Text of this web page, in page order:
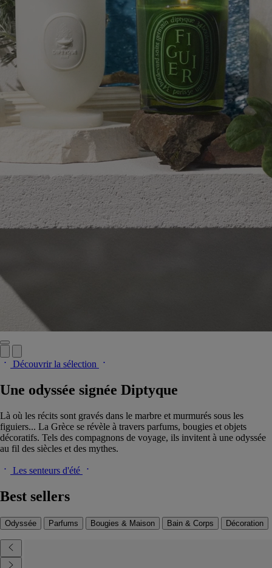
Découvrir la sélection
Une odyssée signée Diptyque
Là où les récits sont gravés dans le marbre et murmurés sous les
figuiers... La Grèce se révèle à travers parfums, bougies et objets
décoratifs. Tels des compagnons de voyage, ils invitent à une odyssée
au fil des siècles et des mythes.
Les senteurs d'été
Best sellers
Odyssée Parfums Bougies & Maison Bain & Corps Décoration